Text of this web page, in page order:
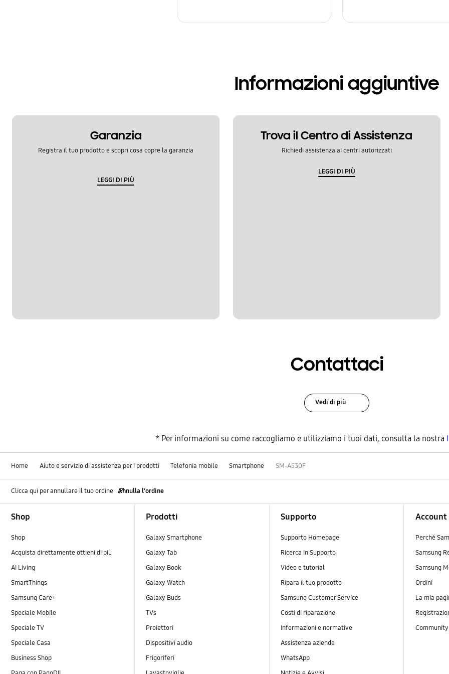
Informazioni aggiuntive
Garanzia
Registra il tuo prodotto e scopri cosa copre la garanzia
LEGGI DI PIÙ
Trova il Centro di Assistenza
Richiedi assistenza ai centri autorizzati
LEGGI DI PIÙ
Contattaci
Vedi di più
* Per informazioni su come raccogliamo e utilizziamo i tuoi dati, consulta la nostra
Home Aiuto e servizio di assistenza per i prodotti Telefonia mobile Smartphone SM-A530F
Clicca qui per annullare il tuo ordine Annulla l'ordine
Shop
Shop
Acquista direttamente ottieni di più
AI Living
SmartThings
Samsung Care+
Speciale Mobile
Speciale TV
Speciale Casa
Business Shop
Prodotti
Galaxy Smartphone
Galaxy Tab
Galaxy Book
Galaxy Watch
Galaxy Buds
TVs
Proiettori
Dispositivi audio
Frigoriferi
Supporto
Supporto Homepage
Ricerca in Supporto
Video e tutorial
Ripara il tuo prodotto
Samsung Customer Service
Costi di riparazione
Informazioni e normative
Assistenza aziende
WhatsApp
Account
Perché
Samsung
Samsung
Ordini
La mia
Community